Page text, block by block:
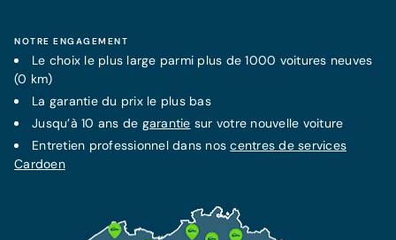
NOTRE ENGAGEMENT
Le choix le plus large parmi plus de 1000 voitures neuves
(0 km)
La garantiedu prix le plus bas
Jusqu’à 10 ans de garantie sur votre nouvelle voiture
Entretien professionnel dans noscentres de services
Cardoen